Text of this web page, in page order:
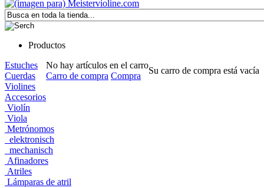
Productos
No hay artículos en el carro
Carro de compra Compra
Su carro de compra está vacía
Estuches
Cuerdas
Violines
Accesorios
Violín
Viola
Metrónomos
elektronisch
mechanisch
Afinadores
Atriles
Lámparas de atril